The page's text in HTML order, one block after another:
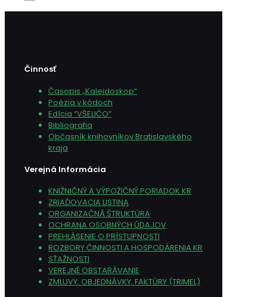
Činnosť
Časopis „Kaleidoskop“
Poézia v kódoch
Edícia “VŠELIČO”
Bibliografia
Občasník knihovníkov Bratislavského
kraja
Verejná Informácia
KNIŽNIČNÝ A VÝPOŽIČNÝ PORIADOK KR
ZRIAĎOVACIA LISTINA
ORGANIZAČNÁ ŠTRUKTÚRA
OCHRANA OSOBNÝCH ÚDAJOV
PREHLÁSENIE O PRÍSTUPNOSTI
ROZBORY ČINNOSTI A HOSPODÁRENIA KR
SŤAŽNOSTI
VEREJNÉ OBSTARÁVANIE
ZMLUVY, OBJEDNÁVKY, FAKTÚRY (TRIMEL)